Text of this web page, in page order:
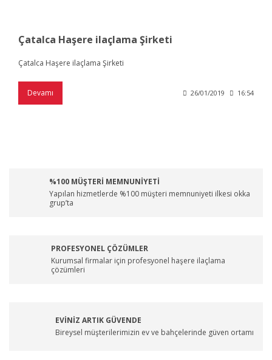
Çatalca Haşere ilaçlama Şirketi
Çatalca Haşere ilaçlama Şirketi
Devamı 26/01/2019 16:54
%100 MÜŞTERİ MEMNUNİYETİ
Yapılan hizmetlerde %100 müşteri memnuniyeti ilkesi okka
grup’ta
PROFESYONEL ÇÖZÜMLER
Kurumsal firmalar için profesyonel haşere ilaçlama
çözümleri
EVİNİZ ARTIK GÜVENDE
Bireysel müşterilerimizin ev ve bahçelerinde güven ortamı